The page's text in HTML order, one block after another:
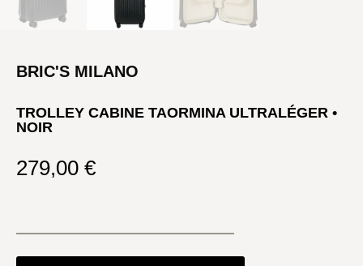
BRIC'S MILANO
TROLLEY CABINE TAORMINA ULTRALÉGER •
NOIR
279,00 €